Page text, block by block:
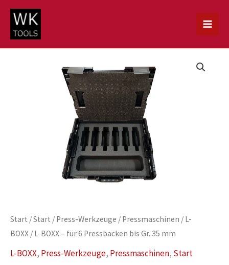
Zum
Inhalt
springen
Start /Start / Press-Werkzeuge / Pressmaschinen / L-
BOXX / L-BOXX – für 6 Pressbacken bis Gr. 35 mm
L-BOXX, Press-Werkzeuge, Pressmaschinen, Start